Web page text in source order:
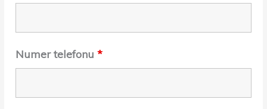
Numer telefonu*